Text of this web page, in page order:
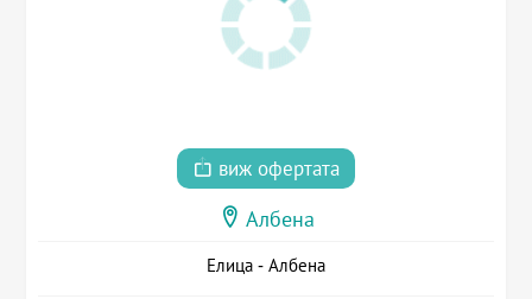
виж офертата
Албена
Елица - Албена